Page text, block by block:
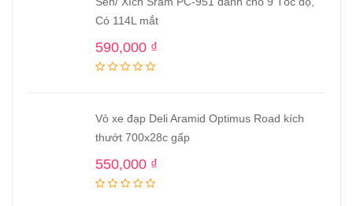
Có 114L mắt
590,000 ₫
Vỏ xe đạp Deli Aramid Optimus Road kích
thướt 700x28c gấp
550,000 ₫